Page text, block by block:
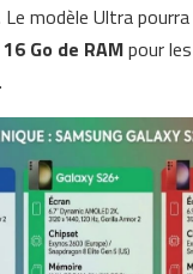
Le modèle Ultra
16 Go de RAMpour